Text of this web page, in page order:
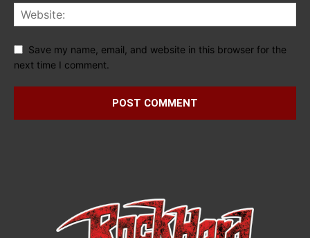
Save my name, email, and website in this browser for the
next time I comment.